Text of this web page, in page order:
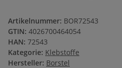
Artikelnummer: BOR72543
GTIN: 4026700464054
HAN: 72543
Kategorie: Klebstoffe
Hersteller: Borstel